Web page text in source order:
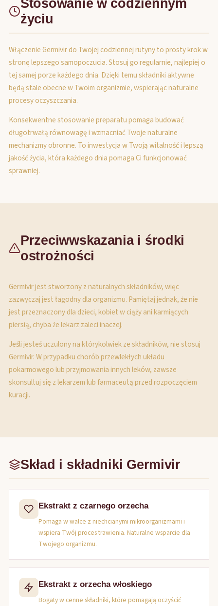
Stosowanie w codziennym
życiu
Włączenie Germivir do Twojej codziennej rutyny to prosty krok w
stronę lepszego samopoczucia. Stosuj go regularnie, najlepiej o
tej samej porze każdego dnia. Dzięki temu składniki aktywne
będą stale obecne w Twoim organizmie, wspierając naturalne
procesy oczyszczania.
Konsekwentne stosowanie preparatu pomaga budować
długotrwałą równowagę i wzmacniać Twoje naturalne
mechanizmy obronne. To inwestycja w Twoją witalność i lepszą
jakość życia, która każdego dnia pomaga Ci funkcjonować
sprawniej.
Przeciwwskazania i środki
ostrożności
Germivir jest stworzony z naturalnych składników, więc
zazwyczaj jest łagodny dla organizmu. Pamiętaj jednak, że nie
jest przeznaczony dla dzieci, kobiet w ciąży ani karmiących
piersią, chyba że lekarz zaleci inaczej.
Jeśli jesteś uczulony na którykolwiek ze składników, nie stosuj
Germivir. W przypadku chorób przewlekłych układu
pokarmowego lub przyjmowania innych leków, zawsze
skonsultuj się z lekarzem lub farmaceutą przed rozpoczęciem
kuracji.
Skład i składniki Germivir
Ekstrakt z czarnego orzecha
Pomaga w walce z niechcianymi mikroorganizmami i
wspiera Twój proces trawienia. Naturalne wsparcie dla
Twojego organizmu.
Ekstrakt z orzecha włoskiego
Bogaty w cenne składniki, które pomagają oczyścić